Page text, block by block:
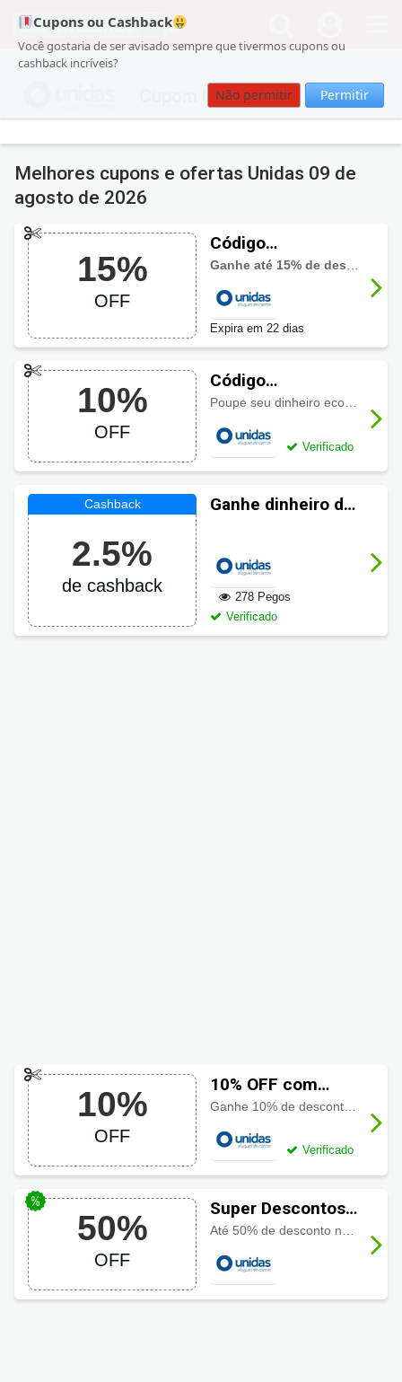
Cupons ou Cashback
Você gostaria de ser avisado sempre que tivermos cupons ou
cashback incríveis?
Não permitir Permitir
Cupom Unidas
Melhores cupons e ofertas Unidas 09 de
agosto de 2026
15%
OFF
Código
promocional
Unidas com 15%
OFF
Expira em 22 dias
10%
OFF
Código
promocional
Unidas com 10%
OFF
Verificado
2.5%
de cashback
Ganhe dinheiro de
278 Pegos
Verificado
10%
OFF
10% OFF com
cupom Unidas
Verificado
50%
OFF
Super Descontos
Unidas até 50%